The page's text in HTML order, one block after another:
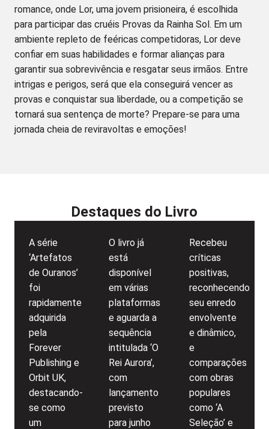
romance, onde Lor, uma jovem prisioneira, é escolhida
para participar das cruéis Provas da Rainha Sol. Em um
ambiente repleto de feéricas competidoras, Lor deve
confiar em suas habilidades e formar alianças para
garantir sua sobrevivência e resgatar seus irmãos. Entre
intrigas e perigos, será que ela conseguirá vencer as
provas e conquistar sua liberdade, ou a competição se
tornará sua sentença de morte? Prepare-se para uma
jornada cheia de reviravoltas e emoções!
Destaques do Livro
A série
‘Artefatos
de Ouranos’
foi
rapidamente
adquirida
pela
Forever
Publishing e
Orbit UK,
destacando-
se como
um
O livro já
está
disponível
em várias
plataformas
e aguarda a
sequência
intitulada ‘O
Rei Aurora’,
com
lançamento
previsto
para junho
Recebeu
críticas
positivas,
reconhecendo
seu enredo
envolvente
e dinâmico,
e
comparações
com obras
populares
como ‘A
Seleção’ e